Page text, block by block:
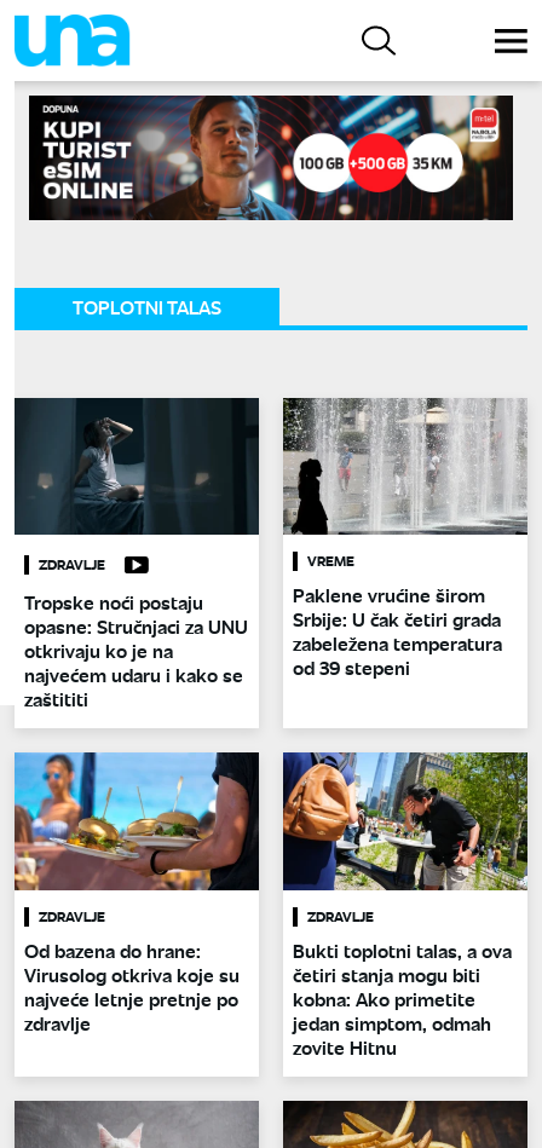
TOPLOTNI TALAS
ZDRAVLJE
Tropske noći postaju
opasne: Stručnjaci za UNU
otkrivaju ko je na
najvećem udaru i kako se
zaštititi
VREME
Paklene vrućine širom
Srbije: U čak četiri grada
zabeležena temperatura
od 39 stepeni
ZDRAVLJE
Od bazena do hrane:
Virusolog otkriva koje su
najveće letnje pretnje po
zdravlje
ZDRAVLJE
Bukti toplotni talas, a ova
četiri stanja mogu biti
kobna: Ako primetite
jedan simptom, odmah
zovite Hitnu